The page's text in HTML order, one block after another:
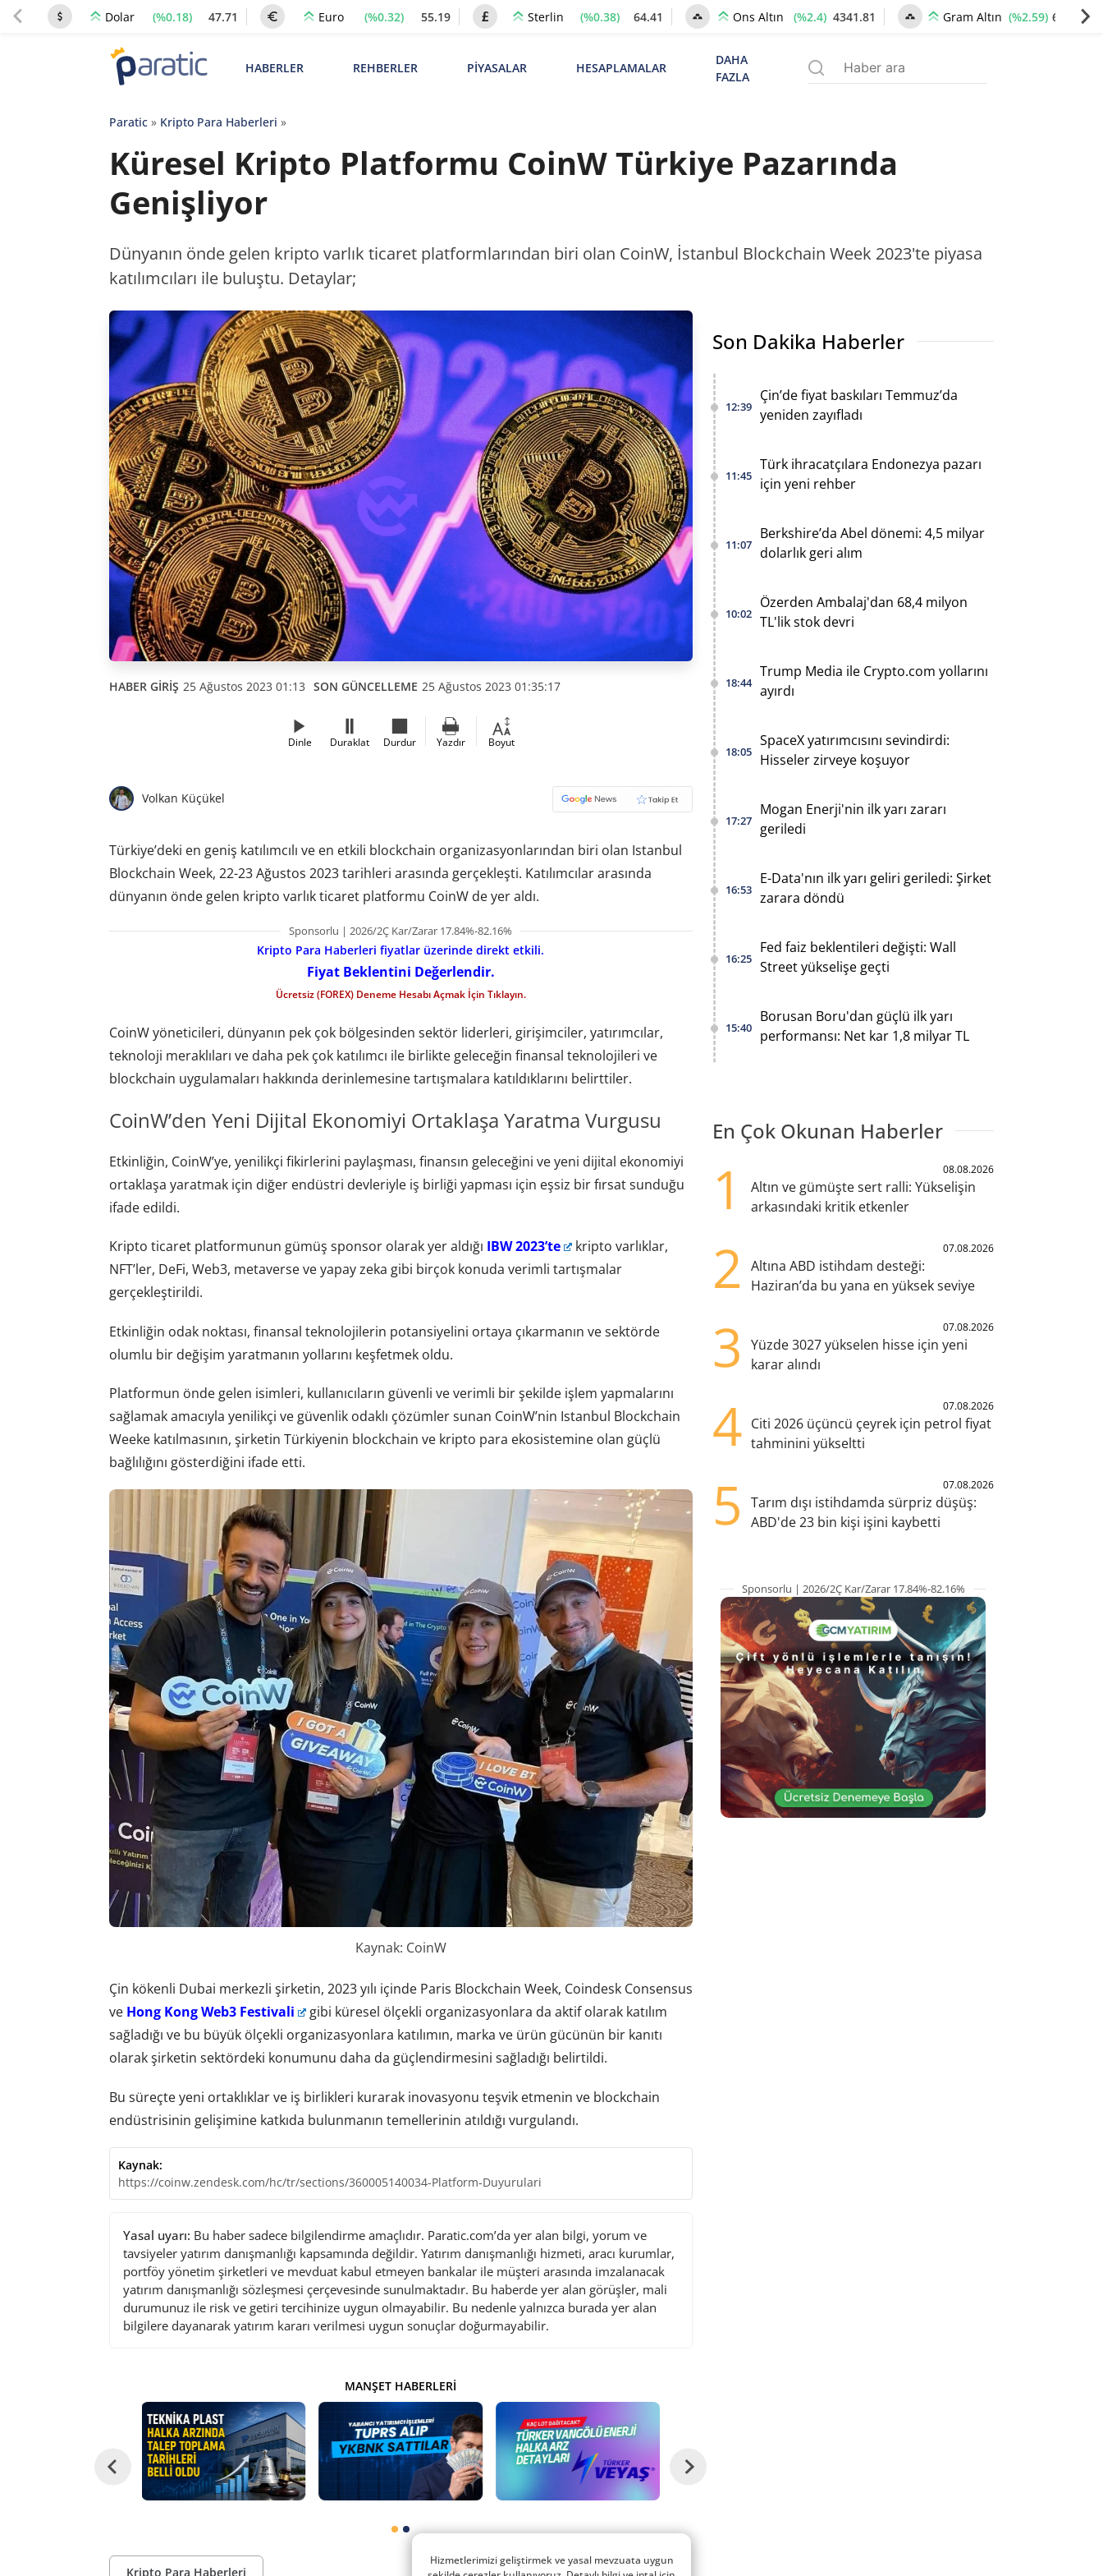
Dolar (%0.18) 47.71 Euro (%0.32) 55.19 Sterlin (%0.38) 64.41 Ons Altın (%2.4) 4341.81 Gram Altın (%2.59) 6660.55
HABERLER REHBERLER PİYASALAR HESAPLAMALAR
DAHA
FAZLA
Paratic» Kripto Para Haberleri »
Küresel Kripto Platformu CoinW Türkiye Pazarında
Genişliyor
Dünyanın önde gelen kripto varlık ticaret platformlarından biri olan CoinW, İstanbul Blockchain Week 2023'te piyasa
katılımcıları ile buluştu. Detaylar;
HABER GİRİŞ 25 Ağustos 2023 01:13 SON GÜNCELLEME 25 Ağustos 2023 01:35:17
Dinle Duraklat Durdur Yazdır Boyut
Volkan Küçükel
Türkiye’deki en geniş katılımcılı ve en etkili blockchain organizasyonlarından biri olan Istanbul
Blockchain Week, 22-23 Ağustos 2023 tarihleri arasında gerçekleşti. Katılımcılar arasında
dünyanın önde gelen kripto varlık ticaret platformu CoinW de yer aldı.
Sponsorlu | 2026/2Ç Kar/Zarar 17.84%-82.16%
Kripto Para Haberleri fiyatlar üzerinde direkt etkili.
Fiyat Beklentini Değerlendir.
Ücretsiz (FOREX) Deneme Hesabı Açmak İçin Tıklayın.
CoinW yöneticileri, dünyanın pek çok bölgesinden sektör liderleri, girişimciler, yatırımcılar,
teknoloji meraklıları ve daha pek çok katılımcı ile birlikte geleceğin finansal teknolojileri ve
blockchain uygulamaları hakkında derinlemesine tartışmalara katıldıklarını belirttiler.
CoinW’den Yeni Dijital Ekonomiyi Ortaklaşa Yaratma Vurgusu
Etkinliğin, CoinW’ye, yenilikçi fikirlerini paylaşması, finansın geleceğini ve yeni dijital ekonomiyi
ortaklaşa yaratmak için diğer endüstri devleriyle iş birliği yapması için eşsiz bir fırsat sunduğu
ifade edildi.
Kripto ticaret platformunun gümüş sponsor olarak yer aldığı IBW 2023’te
kripto varlıklar,
NFT’ler, DeFi, Web3, metaverse ve yapay zeka gibi birçok konuda verimli tartışmalar
gerçekleştirildi.
Etkinliğin odak noktası, finansal teknolojilerin potansiyelini ortaya çıkarmanın ve sektörde
olumlu bir değişim yaratmanın yollarını keşfetmek oldu.
Platformun önde gelen isimleri, kullanıcıların güvenli ve verimli bir şekilde işlem yapmalarını
sağlamak amacıyla yenilikçi ve güvenlik odaklı çözümler sunan CoinW’nin Istanbul Blockchain
Weeke katılmasının, şirketin Türkiyenin blockchain ve kripto para ekosistemine olan güçlü
bağlılığını gösterdiğini ifade etti.
Kaynak: CoinW
Çin kökenli Dubai merkezli şirketin, 2023 yılı içinde Paris Blockchain Week, Coindesk Consensus
ve Hong Kong Web3 Festivali
gibi küresel ölçekli organizasyonlara da aktif olarak katılım
sağladığı ve bu büyük ölçekli organizasyonlara katılımın, marka ve ürün gücünün bir kanıtı
olarak şirketin sektördeki konumunu daha da güçlendirmesini sağladığı belirtildi.
Bu süreçte yeni ortaklıklar ve iş birlikleri kurarak inovasyonu teşvik etmenin ve blockchain
endüstrisinin gelişimine katkıda bulunmanın temellerinin atıldığı vurgulandı.
Kaynak:
https://coinw.zendesk.com/hc/tr/sections/360005140034-Platform-Duyurulari
Yasal uyarı: Bu haber sadece bilgilendirme amaçlıdır. Paratic.com’da yer alan bilgi, yorum ve
tavsiyeler yatırım danışmanlığı kapsamında değildir. Yatırım danışmanlığı hizmeti, aracı kurumlar,
portföy yönetim şirketleri ve mevduat kabul etmeyen bankalar ile müşteri arasında imzalanacak
yatırım danışmanlığı sözleşmesi çerçevesinde sunulmaktadır. Bu haberde yer alan görüşler, mali
durumunuz ile risk ve getiri tercihinize uygun olmayabilir. Bu nedenle yalnızca burada yer alan
bilgilere dayanarak yatırım kararı verilmesi uygun sonuçlar doğurmayabilir.
MANŞET HABERLERI
Kripto Para Haberleri
Son Dakika Haberler
12:39
Çin’de fiyat baskıları Temmuz’da
yeniden zayıfladı
11:45
Türk ihracatçılara Endonezya pazarı
için yeni rehber
11:07
Berkshire’da Abel dönemi: 4,5 milyar
dolarlık geri alım
10:02
Özerden Ambalaj'dan 68,4 milyon
TL'lik stok devri
18:44
Trump Media ile Crypto.com yollarını
ayırdı
18:05
SpaceX yatırımcısını sevindirdi:
Hisseler zirveye koşuyor
17:27
Mogan Enerji'nin ilk yarı zararı
geriledi
16:53
E-Data'nın ilk yarı geliri geriledi: Şirket
zarara döndü
16:25
Fed faiz beklentileri değişti: Wall
Street yükselişe geçti
15:40
Borusan Boru'dan güçlü ilk yarı
performansı: Net kar 1,8 milyar TL
En Çok Okunan Haberler
1 08.08.2026
Altın ve gümüşte sert ralli: Yükselişin
arkasındaki kritik etkenler
2 07.08.2026
Altına ABD istihdam desteği:
Haziran’da bu yana en yüksek seviye
3 07.08.2026
Yüzde 3027 yükselen hisse için yeni
karar alındı
4 07.08.2026
Citi 2026 üçüncü çeyrek için petrol fiyat
tahminini yükseltti
5 07.08.2026
Tarım dışı istihdamda sürpriz düşüş:
ABD'de 23 bin kişi işini kaybetti
Sponsorlu | 2026/2Ç Kar/Zarar 17.84%-82.16%
Hizmetlerimizi geliştirmek ve yasal mevzuata uygun